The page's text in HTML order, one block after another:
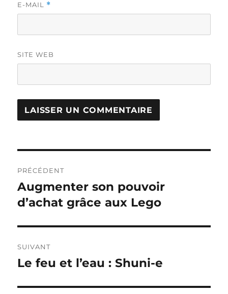
E-MAIL *
SITE WEB
de
l’article
PRÉCÉDENT
Publication
précédente :
Augmenter son pouvoir
d’achat grâce aux Lego
SUIVANT
Publication
Le feu et l’eau : Shuni-e